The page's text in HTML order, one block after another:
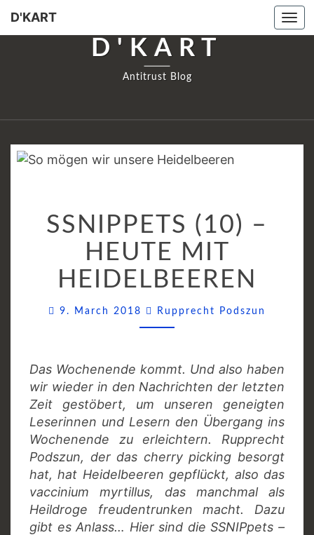
D'KART
D'KART
Antitrust Blog
(10)
–
HEUTE
MIT
SSNIPPETS (10) –
HEUTE MIT
HEIDELBEEREN
9. March 2018 Rupprecht Podszun
Das Wochenende kommt. Und also haben
wir wieder in den Nachrichten der letzten
Zeit gestöbert, um unseren geneigten
Leserinnen und Lesern den Übergang ins
Wochenende zu erleichtern. Rupprecht
Podszun, der das cherry picking besorgt
hat, hat Heidelbeeren gepflückt, also das
vaccinium myrtillus, das manchmal als
Heildroge freudentrunken macht. Dazu
gibt es Anlass… Hier sind die SSNIPpets –